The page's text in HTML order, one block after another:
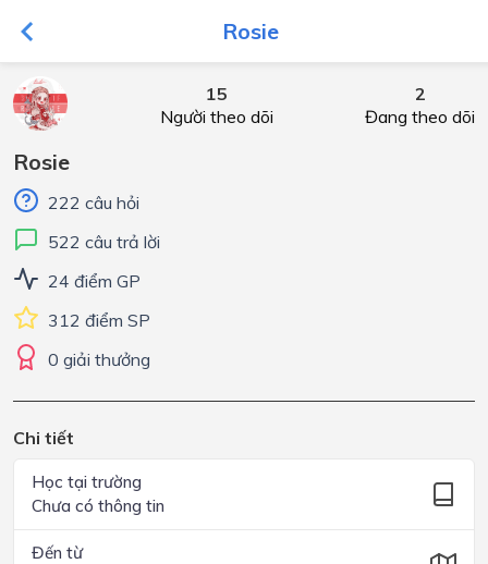
Rosie
15
Người theo dõi
2
Đang theo dõi
Rosie
222 câu hỏi
522 câu trả lời
24 điểm GP
312 điểm SP
0 giải thưởng
Chi tiết
Học tại trường
Chưa có thông tin
Đến từ